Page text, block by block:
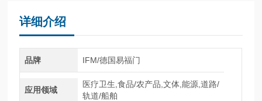
详细介绍
品牌 IFM/德国易福门
应用领域
医疗卫生,食品/农产品,文体,能源,道路/
轨道/船舶